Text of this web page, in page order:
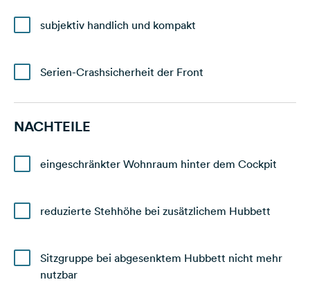
subjektiv handlich und kompakt
Serien-Crashsicherheit der Front
NACHTEILE
eingeschränkter Wohnraum hinter dem Cockpit
reduzierte Stehhöhe bei zusätzlichem Hubbett
Sitzgruppe bei abgesenktem Hubbett nicht mehr
nutzbar